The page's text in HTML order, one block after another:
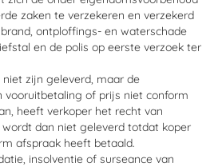
zaken te verzekeren en verzekerd
ontploffings- en waterschade
en de polis op eerste verzoek ter
zijn geleverd, maar de
vooruitbetaling of prijs niet conform
heeft verkoper het recht van
wordt dan niet geleverd totdat koper
afspraak heeft betaald.
insolventie of surseance van